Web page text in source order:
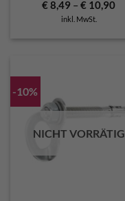
€8,49 – € 10,90
inkl. MwSt.
-10%
NICHT VORRÄTIG